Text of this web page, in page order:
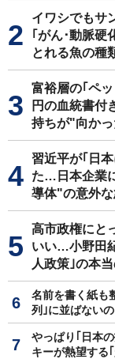
イワシでもサ
｢がん･動脈硬
とれる魚の種
富裕層の｢ペ
円の血統書付
持ちが"向か
習近平が｢日
た…日本企業
導体"の意外
高市政権にと
いい…小野田
人政策｣の本
名前を書く紙も
列｣に並ばない
やっぱり｢日本
キーが熱望する